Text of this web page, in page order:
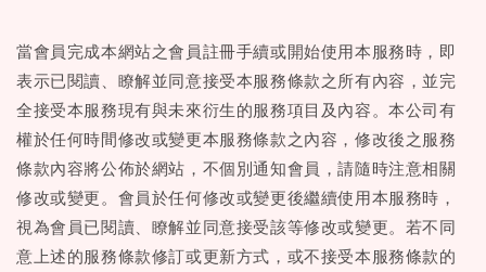
當會員完成本網站之會員註冊手續或開始使用本服務時，即
表示已閱讀、瞭解並同意接受本服務條款之所有內容，並完
全接受本服務現有與未來衍生的服務項目及內容。本公司有
權於任何時間修改或變更本服務條款之內容，修改後之服務
條款內容將公佈於網站，不個別通知會員，請隨時注意相關
修改或變更。會員於任何修改或變更後繼續使用本服務時，
視為會員已閱讀、瞭解並同意接受該等修改或變更。若不同
意上述的服務條款修訂或更新方式，或不接受本服務條款的